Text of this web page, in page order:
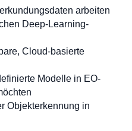
arbeiten
Deep-Learning-
Cloud-basierte
Modelle in EO-
Objekterkennung in